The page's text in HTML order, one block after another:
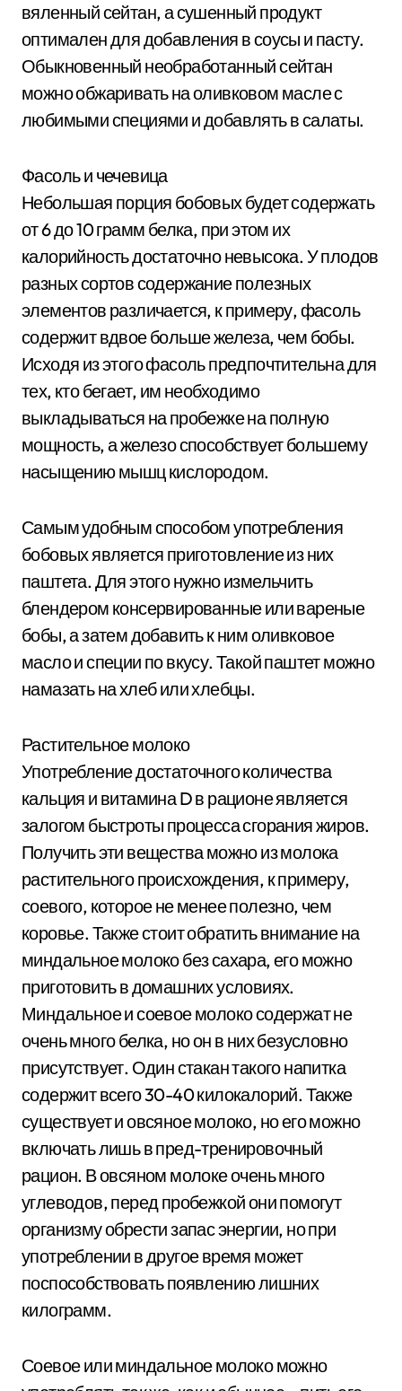
вяленный сейтан, а сушенный продукт
оптимален для добавления в соусы и пасту.
Обыкновенный необработанный сейтан
можно обжаривать на оливковом масле с
любимыми специями и добавлять в салаты.
Фасоль и чечевица
Небольшая порция бобовых будет содержать
от 6 до 10 грамм белка, при этом их
калорийность достаточно невысока. У плодов
разных сортов содержание полезных
элементов различается, к примеру, фасоль
содержит вдвое больше железа, чем бобы.
Исходя из этого фасоль предпочтительна для
тех, кто бегает, им необходимо
выкладываться на пробежке на полную
мощность, а железо способствует большему
насыщению мышц кислородом.
Самым удобным способом употребления
бобовых является приготовление из них
паштета. Для этого нужно измельчить
блендером консервированные или вареные
бобы, а затем добавить к ним оливковое
масло и специи по вкусу. Такой паштет можно
намазать на хлеб или хлебцы.
Растительное молоко
Употребление достаточного количества
кальция и витамина D в рационе является
залогом быстроты процесса сгорания жиров.
Получить эти вещества можно из молока
растительного происхождения, к примеру,
соевого, которое не менее полезно, чем
коровье. Также стоит обратить внимание на
миндальное молоко без сахара, его можно
приготовить в домашних условиях.
Миндальное и соевое молоко содержат не
очень много белка, но он в них безусловно
присутствует. Один стакан такого напитка
содержит всего 30-40 килокалорий. Также
существует и овсяное молоко, но его можно
включать лишь в пред-тренировочный
рацион. В овсяном молоке очень много
углеводов, перед пробежкой они помогут
организму обрести запас энергии, но при
употреблении в другое время может
поспособствовать появлению лишних
килограмм.
Соевое или миндальное молоко можно